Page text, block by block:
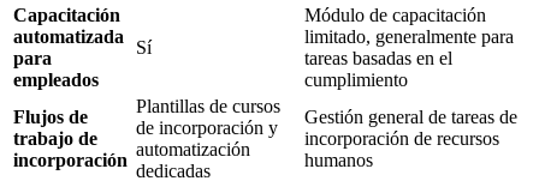
Capacitación
automatizada
para
empleados
Sí
Módulo de capacitación
limitado, generalmente para
tareas basadas en el
cumplimiento
Flujos de
trabajo de
incorporación
Plantillas de cursos
de incorporación y
automatización
dedicadas
Gestión general de tareas de
incorporación de recursos
humanos